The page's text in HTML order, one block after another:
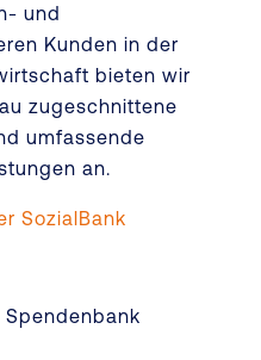
und
Kunden in der
bieten wir
zugeschnittene
umfassende
an.
SozialBank